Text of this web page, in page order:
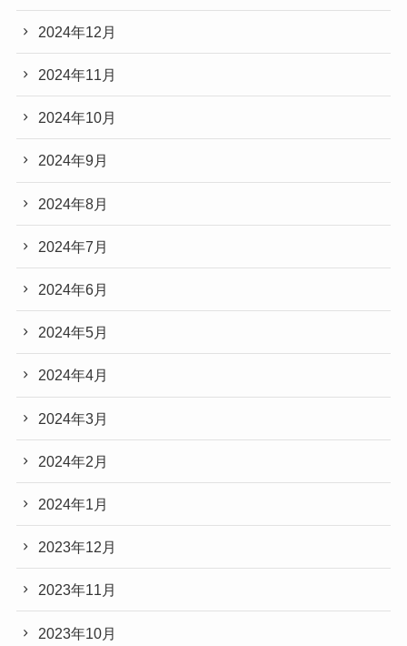
2024年12月
2024年11月
2024年10月
2024年9月
2024年8月
2024年7月
2024年6月
2024年5月
2024年4月
2024年3月
2024年2月
2024年1月
2023年12月
2023年11月
2023年10月